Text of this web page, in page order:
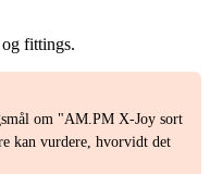
og fittings.
om "AM.PM X-Joy sort
kan vurdere, hvorvidt det